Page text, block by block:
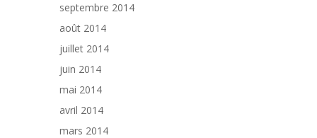
septembre 2014
août 2014
juillet 2014
juin 2014
mai 2014
avril 2014
mars 2014